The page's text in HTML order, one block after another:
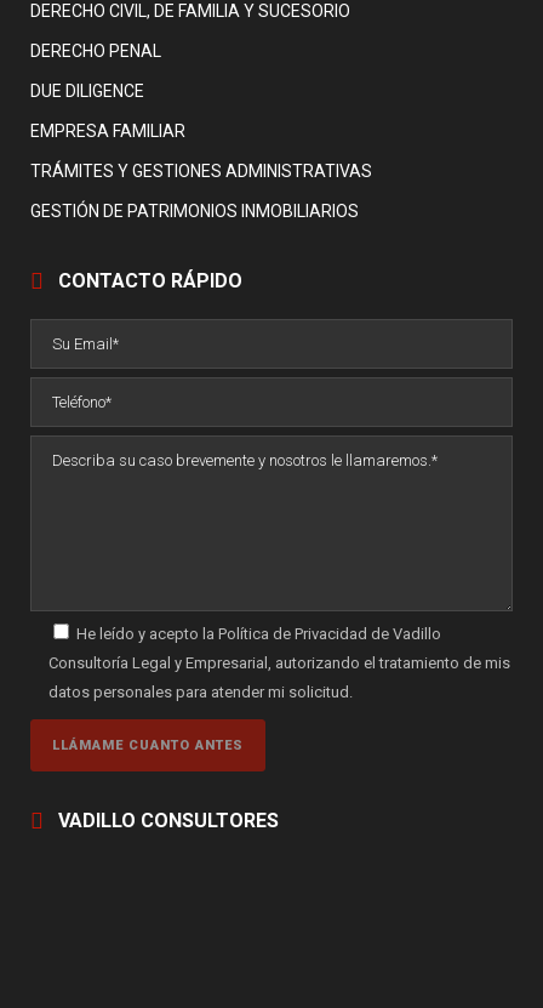
DERECHO CIVIL, DE FAMILIA Y SUCESORIO
DERECHO PENAL
DUE DILIGENCE
EMPRESA FAMILIAR
TRÁMITES Y GESTIONES ADMINISTRATIVAS
GESTIÓN DE PATRIMONIOS INMOBILIARIOS
CONTACTO RÁPIDO
He leído y acepto la Política de Privacidad de Vadillo
Consultoría Legal y Empresarial, autorizando el tratamiento de mis
datos personales para atender mi solicitud.
VADILLO CONSULTORES